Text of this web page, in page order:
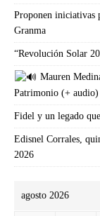
Proponen iniciativas
Granma
“Revolución Solar
Mauren
Patrimonio (+ audio)
Fidel y un legado
Edisnel Corrales,
2026
agosto 2026